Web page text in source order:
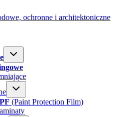
(Paint Protection Film)